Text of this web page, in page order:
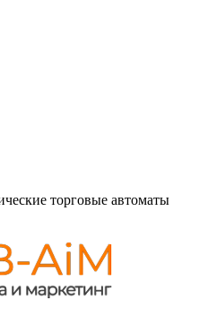
торговые автоматы